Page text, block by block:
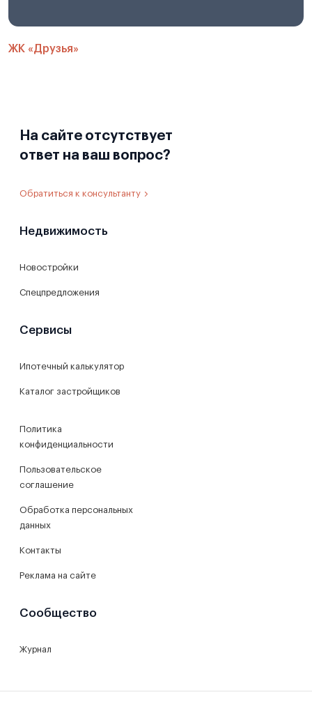
ЖК «Друзья»
На сайте отсутствует
ответ на ваш вопрос?
Обратиться к консультанту
Недвижимость
Новостройки
Спецпредложения
Сервисы
Ипотечный калькулятор
Каталог застройщиков
Политика
конфиденциальности
Пользовательское
соглашение
Обработка персональных
данных
Контакты
Реклама на сайте
Сообщество
Журнал